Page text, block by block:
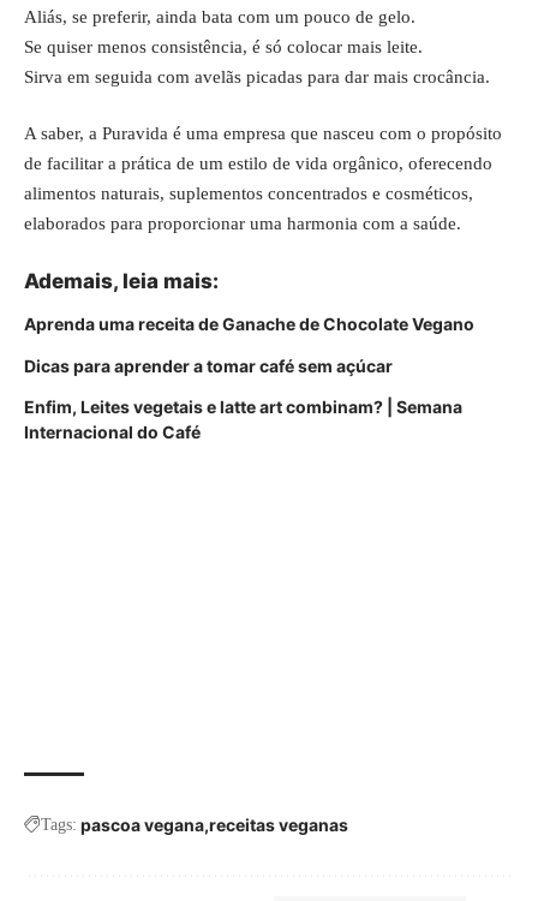
Aliás, se preferir, ainda bata com um pouco de gelo.
Se quiser menos consistência, é só colocar mais leite.
Sirva em seguida com avelãs picadas para dar mais crocância.
A saber, a Puravida é uma empresa que nasceu com o propósito
de facilitar a prática de um estilo de vida orgânico, oferecendo
alimentos naturais, suplementos concentrados e cosméticos,
elaborados para proporcionar uma harmonia com a saúde.
Ademais, leia mais:
Aprenda uma receita de Ganache de Chocolate Vegano
Dicas para aprender a tomar café sem açúcar
Enfim, Leites vegetais e latte art combinam? | Semana
Internacional do Café
Tags: pascoa vegana receitas veganas